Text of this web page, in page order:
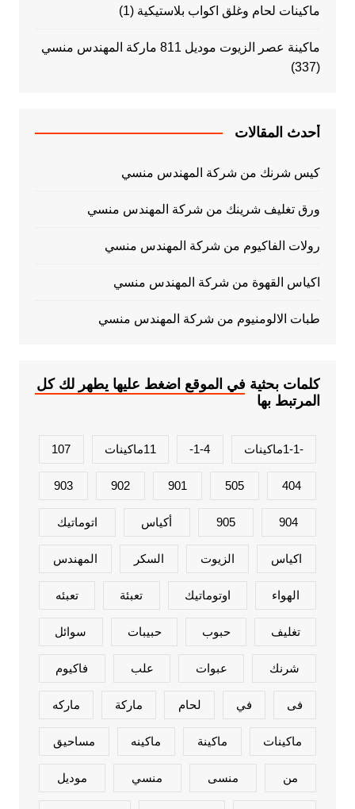
ماكينات لحام وغلق اكواب بلاستيكية (1)
ماكينة عصر الزيوت موديل 811 ماركة المهندس منسي
(337)
أحدث المقالات
كيس شرنك من شركة المهندس منسي
ورق تغليف شرينك من شركة المهندس منسي
رولات الفاكيوم من شركة المهندس منسي
اكياس القهوة من شركة المهندس منسي
طبات الالومنيوم من شركة المهندس منسي
كلمات بحثية في الموقع اضغط عليها يطهر لك كل
المرتبط بها
-1-1ماكينات 1-4- 11ماكينات 107
404
505
901
902
903
904
905 أكياس اتوماتيك
اكياس الزيوت السكر المهندس
الهواء اوتوماتيك تعبئة تعبئه
تغليف حبوب حبيبات سوائل
شرنك عبوات علب فاكيوم
فى في لحام ماركة ماركه
ماكينات ماكينة ماكينه مساحيق
من منسى منسي موديل